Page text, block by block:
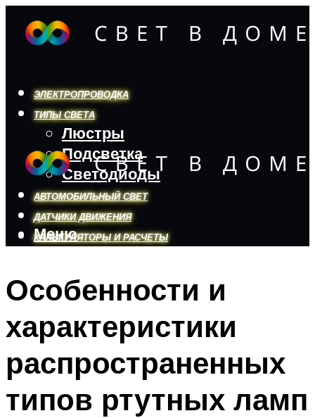
ЭЛЕКТРОПРОВОДКА
ТИПЫ СВЕТА
Люстры
Подсветка
Светодиоды
АВТОМОБИЛЬНЫЙ СВЕТ
ДАТЧИКИ ДВИЖЕНИЯ
КАЛЬКУЛЯТОРЫ И РАСЧЕТЫ
Меню
Меню
Особенности и
характеристики
распространенных
типов ртутных ламп